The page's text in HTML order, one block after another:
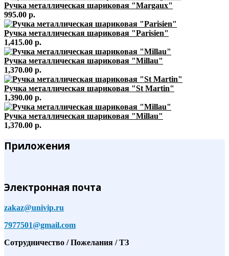
Ручка металлическая шариковая "Margaux"
995.00 р.
Ручка металлическая шариковая "Parisien"
1,415.00 р.
Ручка металлическая шариковая "Millau"
1,370.00 р.
Ручка металлическая шариковая "St Martin"
1,390.00 р.
Ручка металлическая шариковая "Millau"
1,370.00 р.
Приложения
Электронная почта
zakaz@univip.ru
7977501@gmail.com
Сотрудничество / Пожелания / ТЗ